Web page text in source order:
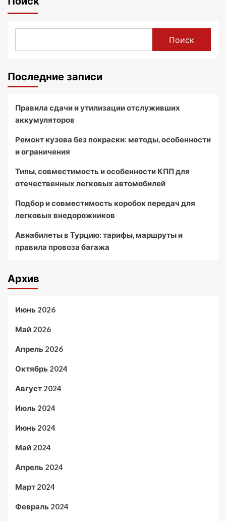
Поиск
Последние записи
Правила сдачи и утилизации отслуживших
аккумуляторов
Ремонт кузова без покраски: методы, особенности
и ограничения
Типы, совместимость и особенности КПП для
отечественных легковых автомобилей
Подбор и совместимость коробок передач для
легковых внедорожников
Авиабилеты в Турцию: тарифы, маршруты и
правила провоза багажа
Архив
Июнь 2026
Май 2026
Апрель 2026
Октябрь 2024
Август 2024
Июль 2024
Июнь 2024
Май 2024
Апрель 2024
Март 2024
Февраль 2024